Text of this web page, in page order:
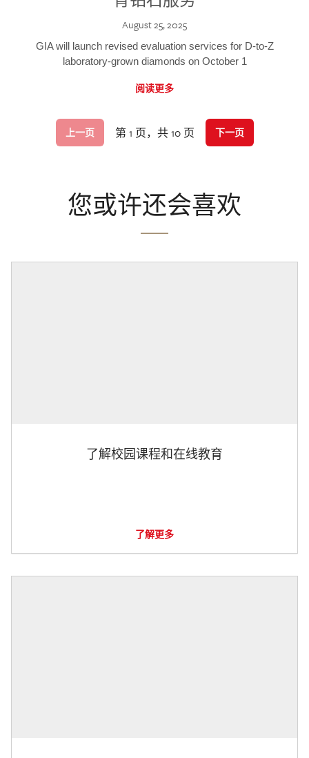
August 25, 2025
GIA will launch revised evaluation services for D-to-Z
laboratory-grown diamonds on October 1
阅读更多
上一页 第 1 页，共 10 页 下一页
您或许还会喜欢
了解校园课程和在线教育
了解更多